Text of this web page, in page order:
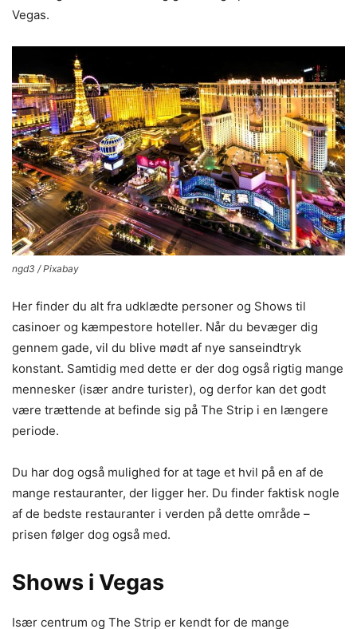
Vegas.
ngd3 / Pixabay
Her finder du alt fra udklædte personer og Shows til
casinoer og kæmpestore hoteller. Når du bevæger dig
gennem gade, vil du blive mødt af nye sanseindtryk
konstant. Samtidig med dette er der dog også rigtig mange
mennesker (især andre turister), og derfor kan det godt
være trættende at befinde sig på The Strip i en længere
periode.
Du har dog også mulighed for at tage et hvil på en af de
mange restauranter, der ligger her. Du finder faktisk nogle
af de bedste restauranter i verden på dette område –
prisen følger dog også med.
Shows i Vegas
Især centrum og The Strip er kendt for de mange